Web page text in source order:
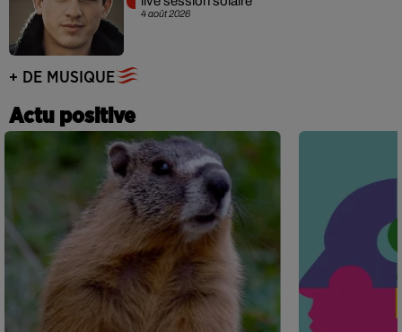
4 août 2026
+ DE MUSIQUE
Actu positive